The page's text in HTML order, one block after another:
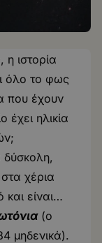
η ιστορία
όλο το φως
που έχουν
ηλικία
δύσκολη,
χέρια
είναι…
(ο
μηδενικά).